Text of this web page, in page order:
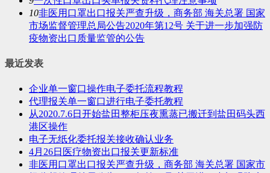
10非医用口罩出口报关严查升级，商务部 海关总署 国家
市场监督管理总局公告2020年第12号 关于进一步加强防
疫物资出口质量监管的公告
最近发表
企业单一窗口操作电子委托流程教程
代理报关单一窗口进行电子委托教程
从2020.7.6日开始盐田整柜压夜熏蒸已搬迁到盐田码头西
港区操作
电子无纸化委托报关接收确认业务
4月26日医疗物资出口报关更新标准
非医用口罩出口报关严查升级，商务部 海关总署 国家市